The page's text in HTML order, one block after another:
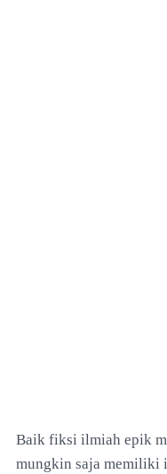
Baik fiksi ilmiah epik
mungkin saja memiliki